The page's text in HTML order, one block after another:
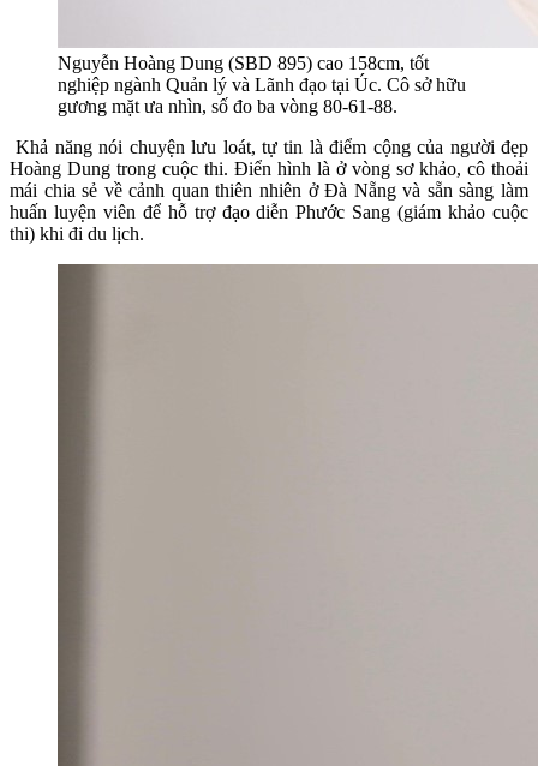
Nguyễn Hoàng Dung (SBD 895) cao 158cm, tốt
nghiệp ngành Quản lý và Lãnh đạo tại Úc. Cô sở hữu
gương mặt ưa nhìn, số đo ba vòng 80-61-88.
Khả năng nói chuyện lưu loát, tự tin là điểm cộng của người đẹp
Hoàng Dung trong cuộc thi. Điển hình là ở vòng sơ khảo, cô thoải
mái chia sẻ về cảnh quan thiên nhiên ở Đà Nẵng và sẵn sàng làm
huấn luyện viên để hỗ trợ đạo diễn Phước Sang (giám khảo cuộc
thi) khi đi du lịch.